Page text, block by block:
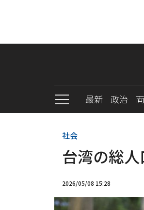
最新 政治
社会
台湾の総
2026/05/08 15:28